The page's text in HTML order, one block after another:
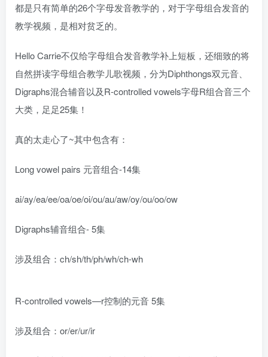
都是只有简单的26个字母发音教学的，对于字母组合发音的
教学视频，是相对贫乏的。
Hello Carrie不仅给字母组合发音教学补上短板，还细致的将
自然拼读字母组合教学儿歌视频，分为Diphthongs双元音、
Digraphs混合辅音以及R-controlled vowels字母R组合音三个
大类，足足25集！
真的太走心了~其中包含有：
Long vowel pairs 元音组合-14集
ai/ay/ea/ee/oa/oe/oi/ou/au/aw/oy/ou/oo/ow
Digraphs辅音组合- 5集
涉及组合：ch/sh/th/ph/wh/ch-wh
R-controlled vowels—r控制的元音 5集
涉及组合：or/er/ur/ir